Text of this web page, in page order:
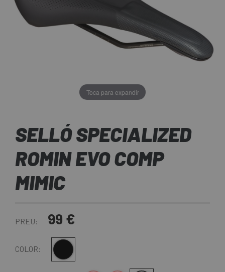
Toca para expandir
SELLÓ SPECIALIZED
ROMIN EVO COMP
MIMIC
PREU: 99 €
COLOR: Negre